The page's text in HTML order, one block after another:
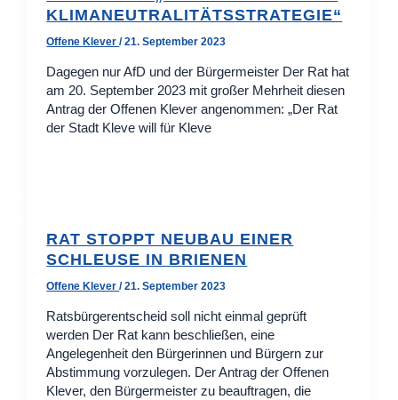
KLIMANEUTRALITÄTSSTRATEGIE“
Offene Klever/21. September 2023
Dagegen nur AfD und der Bürgermeister Der Rat hat
am 20. September 2023 mit großer Mehrheit diesen
Antrag der Offenen Klever angenommen: „Der Rat
der Stadt Kleve will für Kleve
RAT STOPPT NEUBAU EINER
SCHLEUSE IN BRIENEN
Offene Klever/21. September 2023
Ratsbürgerentscheid soll nicht einmal geprüft
werden Der Rat kann beschließen, eine
Angelegenheit den Bürgerinnen und Bürgern zur
Abstimmung vorzulegen. Der Antrag der Offenen
Klever, den Bürgermeister zu beauftragen, die